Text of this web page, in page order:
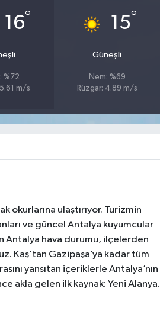
16°
%72
m/s
15°
Güneşli
Nem: %69
Rüzgar: 4.89 m/s
okurlarına ulaştırıyor. Turizmin
ve güncel Antalya kuyumcular
Antalya hava durumu, ilçelerden
Kaş’tan Gazipaşa’ya kadar tüm
yansıtan içeriklerle Antalya’nın
akla gelen ilk kaynak: Yeni Alanya.